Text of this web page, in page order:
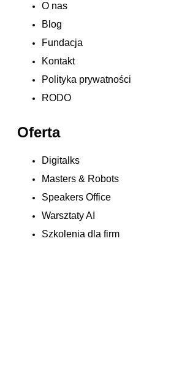
O nas
Blog
Fundacja
Kontakt
Polityka prywatności
RODO
Oferta
Digitalks
Masters & Robots
Speakers Office
Warsztaty AI
Szkolenia dla firm